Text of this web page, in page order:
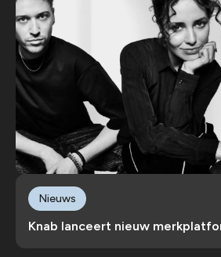
Knab lanceert nieuw
Nieuws